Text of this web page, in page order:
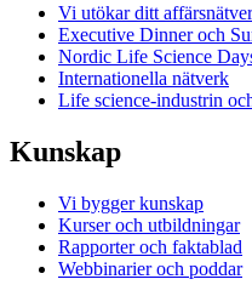
Vi utökar ditt
Executive Dinner och
Nordic Life Science
Internationella nätverk
Life science-industrin
Kunskap
Vi bygger kunskap
Kurser och utbildningar
Rapporter och faktablad
Webbinarier och poddar